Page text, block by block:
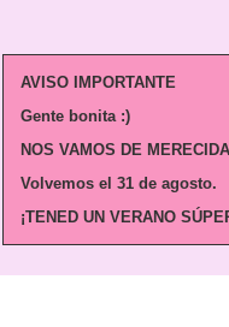
AVISO IMPORTANTE
Gente bonita :)
NOS VAMOS DE
Volvemos el 31 de agosto.
¡TENED UN VERANO